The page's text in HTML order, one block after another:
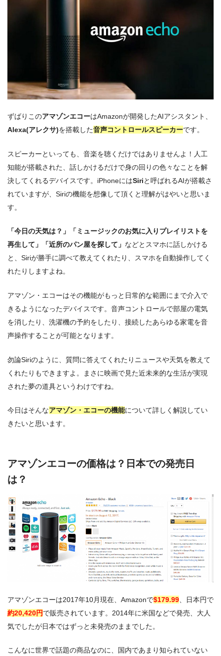
ずばりこのアマゾンエコーはAmazonが開発したAIアシスタント、
Alexa(アレクサ)を搭載した音声コントロールスピーカーです。
スピーカーといっても、音楽を聴くだけではありませんよ！人工
知能が搭載された、話しかけるだけで身の回りの色々なことを解
決してくれるデバイスです。iPhoneにはSiriと呼ばれるAIが搭載さ
れていますが、Siriの機能を想像して頂くと理解がはやいと思いま
す。
「今日の天気は？」「ミュージックのお気に入りプレイリストを
再生して」「近所のパン屋を探して」 などとスマホに話しかける
と、Siriが勝手に調べて教えてくれたり、スマホを自動操作してく
れたりしますよね。
アマゾン・エコーはその機能がもっと日常的な範囲にまで介入で
きるようになったデバイスです。音声コントロールで部屋の電気
を消したり、洗濯機の予約をしたり、接続したあらゆる家電を音
声操作することが可能となります。
勿論Siriのように、質問に答えてくれたりニュースや天気を教えて
くれたりもできますよ。まさに映画で見た近未来的な生活が実現
された夢の道具というわけですね。
今日はそんなアマゾン・エコーの機能について詳しく解説してい
きたいと思います。
アマゾンエコーの価格は？日本での発売日
は？
アマゾンエコーは2017年10月現在、Amazonで$179.99 、日本円で
約20,420円で販売されています。2014年に米国などで発売、大人
気でしたが日本ではずっと未発売のままでした。
こんなに世界で話題の商品なのに、国内であまり知られていない